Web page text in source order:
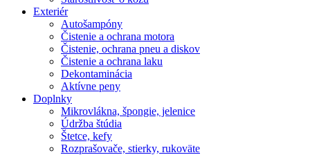
Exteriér
Autošampóny
Čistenie a ochrana motora
Čistenie, ochrana pneu a diskov
Čistenie a ochrana laku
Dekontaminácia
Aktívne peny
Doplnky
Mikrovlákna, špongie, jelenice
Údržba štúdia
Štetce, kefy
Rozprašovače, stierky, rukoväte